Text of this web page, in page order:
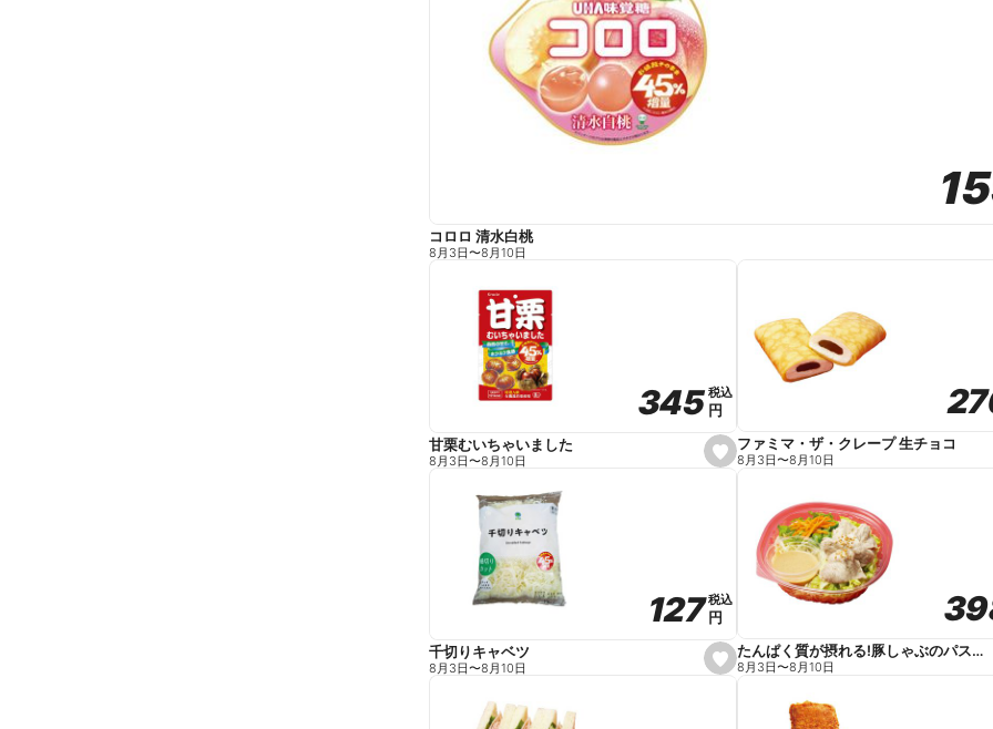
コロロ 清水白桃
8月3日〜8月10日
s
e
e
345
345税込
税込
円
円
甘栗むいちゃいました
8月3日〜8月10日
ファミマ・ザ・クレープ 生チョコ
8月3日〜8月10日
s
e
127
127税込
税込
円
円
千切りキャベツ
8月3日〜8月10日
たんぱく質が摂れる!豚しゃぶのパスタサラダ
8月3日〜8月10日